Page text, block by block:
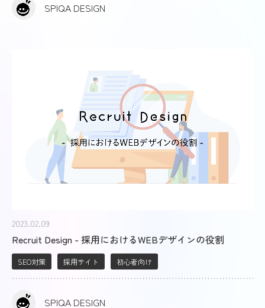
SPIQA DESIGN
2023.02.09
Recruit Design - 採用におけるWEBデザインの役割
SEO対策 採用サイト 初心者向け
SPIQA DESIGN